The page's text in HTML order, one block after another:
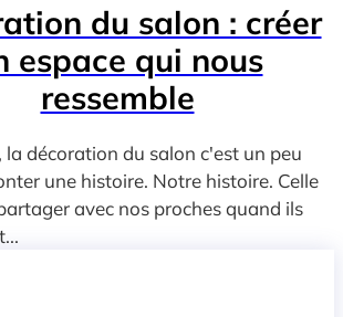
du salon : créer
espace qui nous
ressemble
la décoration du salon c'est un peu
une histoire. Notre histoire. Celle
avec nos proches quand ils